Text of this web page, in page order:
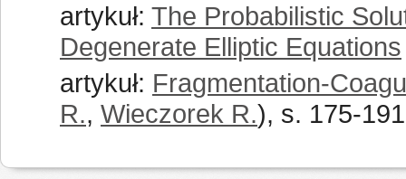
artykuł: The Probabilistic
Degenerate Elliptic Equations
artykuł: Fragmentation-
R., Wieczorek R.), s. 175-191